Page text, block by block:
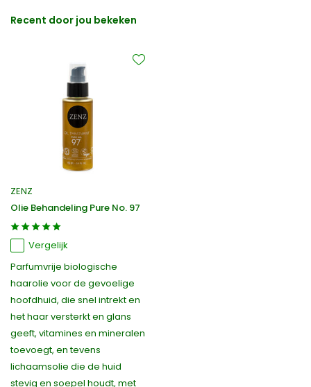
Recent door jou bekeken
ZENZ
Olie Behandeling Pure No. 97
Vergelijk
Parfumvrije biologische
haarolie voor de gevoelige
hoofdhuid, die snel intrekt en
het haar versterkt en glans
geeft, vitamines en mineralen
toevoegt, en tevens
lichaamsolie die de huid
stevig en soepel houdt, met